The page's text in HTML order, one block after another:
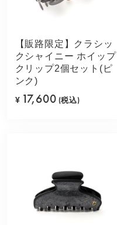
【販路限定】クラシッ
クシャイニー ホイップ
クリップ2個セット(ピ
ンク)
¥ 17,600 (税込)